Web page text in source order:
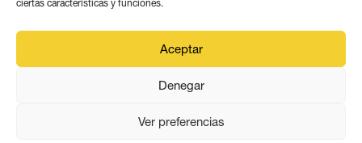
ciertas características y funciones.
Aceptar
Denegar
Ver preferencias
Aviso legal